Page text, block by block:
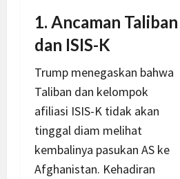
1. Ancaman Taliban
dan ISIS-K
Trump menegaskan bahwa
Taliban dan kelompok
afiliasi ISIS-K tidak akan
tinggal diam melihat
kembalinya pasukan AS ke
Afghanistan. Kehadiran